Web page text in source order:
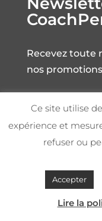
Recevez toute
nos
Qui sommes
Ce site utilise
expérience et
refuser ou
Accepter
Lire la